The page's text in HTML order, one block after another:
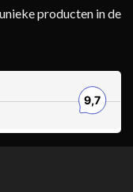
producten in de